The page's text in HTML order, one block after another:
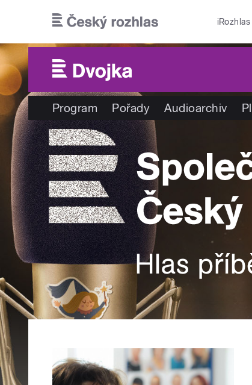
iRozhlas
Program Pořady Audioarchiv